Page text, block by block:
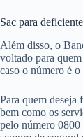
Sac para
Além disso, o
voltado para
caso o número é
Para quem deseja
bem como os
pelo número